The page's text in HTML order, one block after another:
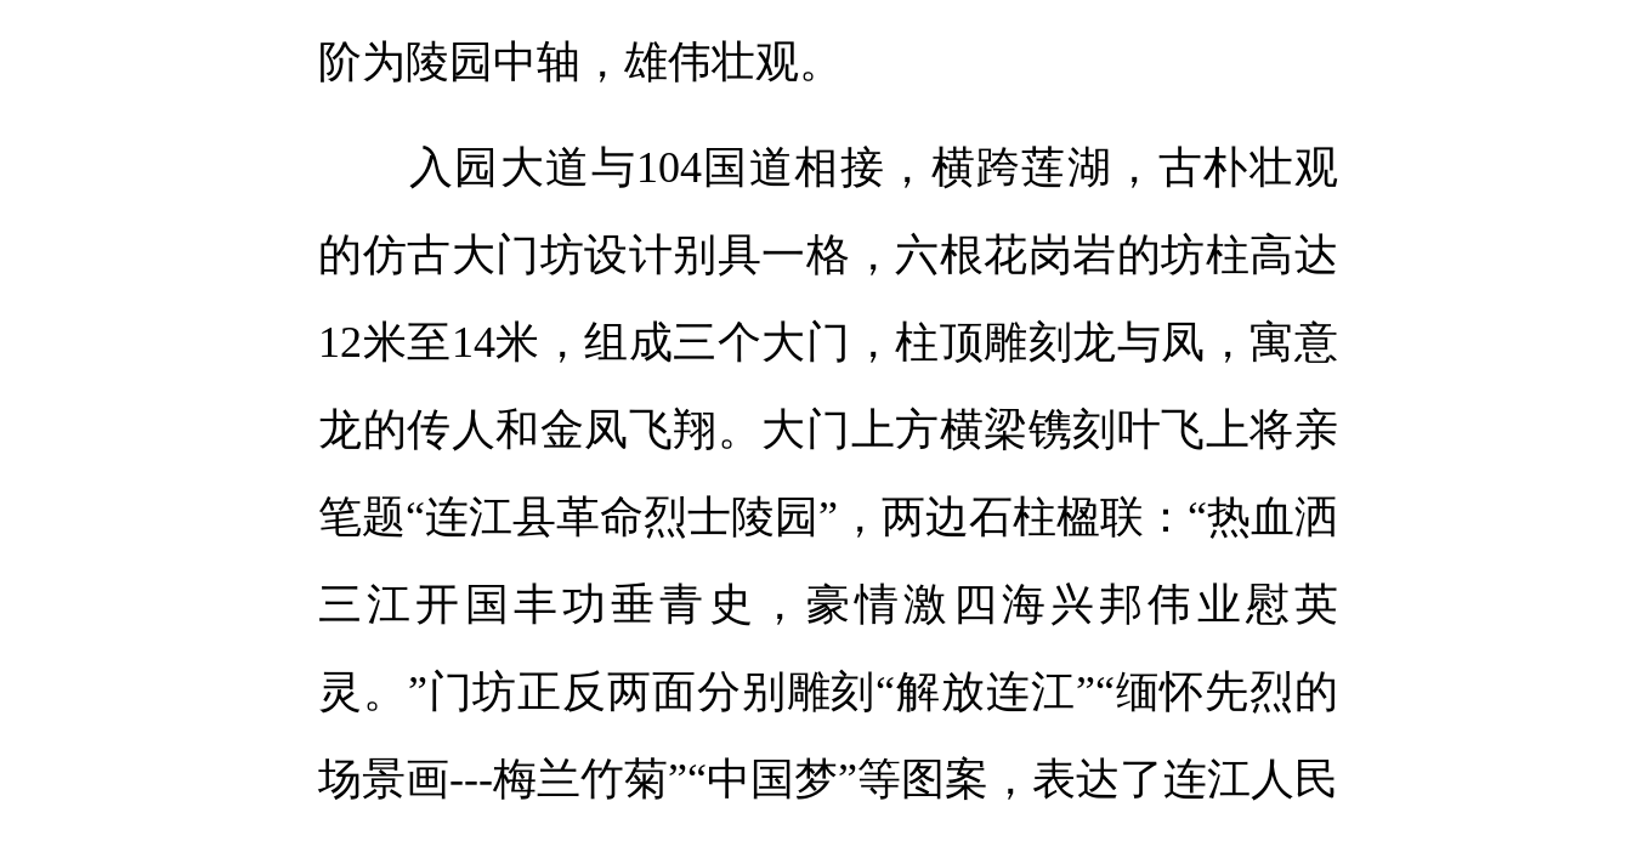
阶为陵园中轴，雄伟壮观。
入园大道与104国道相接，横跨莲湖，古朴壮观
的仿古大门坊设计别具一格，六根花岗岩的坊柱高达
12米至14米，组成三个大门，柱顶雕刻龙与凤，寓意
龙的传人和金凤飞翔。大门上方横梁镌刻叶飞上将亲
笔题“连江县革命烈士陵园”，两边石柱楹联：“热血洒
三江开国丰功垂青史，豪情激四海兴邦伟业慰英
灵。”门坊正反两面分别雕刻“解放连江”“缅怀先烈的
场景画---梅兰竹菊”“中国梦”等图案，表达了连江人民